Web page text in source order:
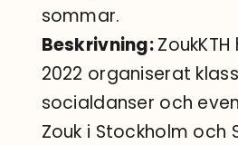
sommar.
Beskrivning:
2022 organiserat
socialdanser och
Zouk i Stockholm och